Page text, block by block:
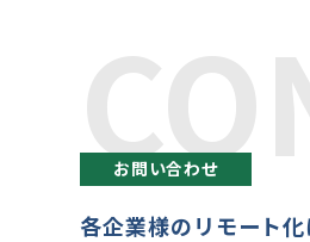
お問い合わせ
各企業様のリモート